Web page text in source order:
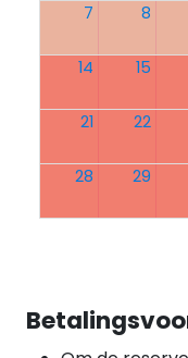
7 8
14 15
21 22
28 29